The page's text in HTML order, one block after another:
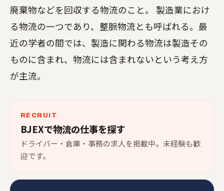
廃棄物などを回収する物流のこと。 製造業におけ
る物流の一つであり、整脈物流とも呼ばれる。最
近の学者の間では、製造に関わる物流は製造その
ものに含まれ、物流には含まれないという考え方
が主流。
RECRUIT
BJEXで物流の仕事を探す
ドライバー・倉庫・事務の求人を掲載中。未経験も歓
迎です。